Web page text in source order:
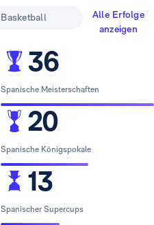
Basketball
Alle Erfolge
anzeigen
36
Spanische Meisterschaften
20
Spanische Königspokale
13
Spanischer Supercups